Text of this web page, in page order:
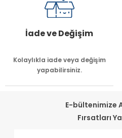
İade ve Değişim
Kolaylıkla iade veya değişim
yapabilirsiniz.
E-bültenimize
Fırsatları